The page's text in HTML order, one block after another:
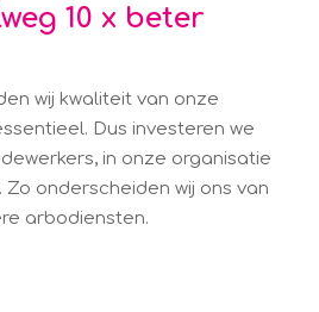
10 x beter
wij kwaliteit van onze
Dus investeren we
in onze organisatie
Zo onderscheiden wij ons van
arbodiensten.